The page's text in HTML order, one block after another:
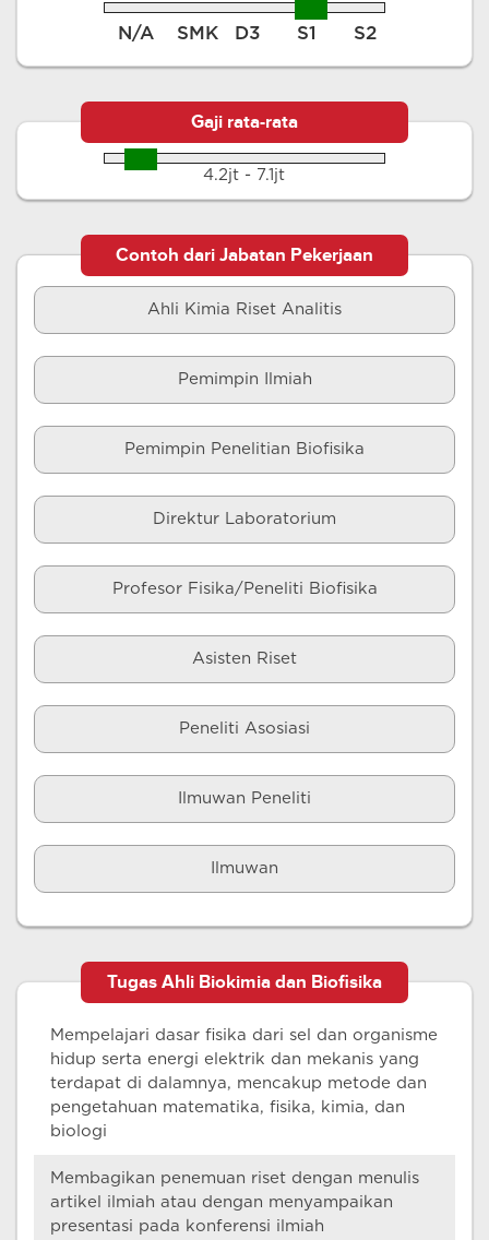
N/A SMK D3 S1 S2
Gaji rata-rata
4.2jt - 7.1jt
Contoh dari Jabatan Pekerjaan
Ahli Kimia Riset Analitis
Pemimpin Ilmiah
Pemimpin Penelitian Biofisika
Direktur Laboratorium
Profesor Fisika/Peneliti Biofisika
Asisten Riset
Peneliti Asosiasi
Ilmuwan Peneliti
Ilmuwan
Tugas Ahli Biokimia dan Biofisika
Mempelajari dasar fisika dari sel dan organisme
hidup serta energi elektrik dan mekanis yang
terdapat di dalamnya, mencakup metode dan
pengetahuan matematika, fisika, kimia, dan
biologi
Membagikan penemuan riset dengan menulis
artikel ilmiah atau dengan menyampaikan
presentasi pada konferensi ilmiah